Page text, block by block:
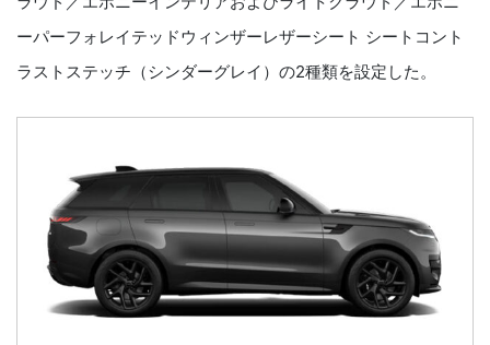
ーパーフォレイテッドウィンザーレザーシート シートコント
ラストステッチ（シンダーグレイ）の2種類を設定した。